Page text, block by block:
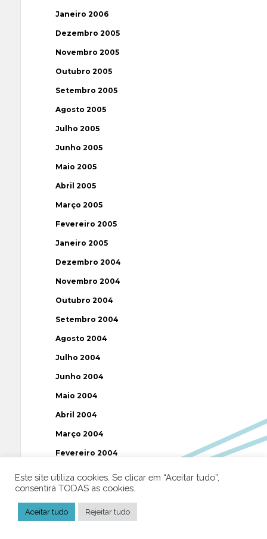
Janeiro 2006
Dezembro 2005
Novembro 2005
Outubro 2005
Setembro 2005
Agosto 2005
Julho 2005
Junho 2005
Maio 2005
Abril 2005
Março 2005
Fevereiro 2005
Janeiro 2005
Dezembro 2004
Novembro 2004
Outubro 2004
Setembro 2004
Agosto 2004
Julho 2004
Junho 2004
Maio 2004
Abril 2004
Março 2004
Fevereiro 2004
Janeiro 2004
Dezembro 2003
Novembro 2003
Este site utiliza cookies. Se clicar em “Aceitar tudo”,
consentirá TODAS as cookies.
Aceitar tudo Rejeitar tudo